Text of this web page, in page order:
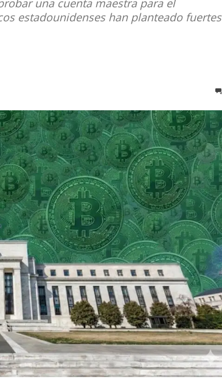
una cuenta maestra para el
estadounidenses han planteado fuertes